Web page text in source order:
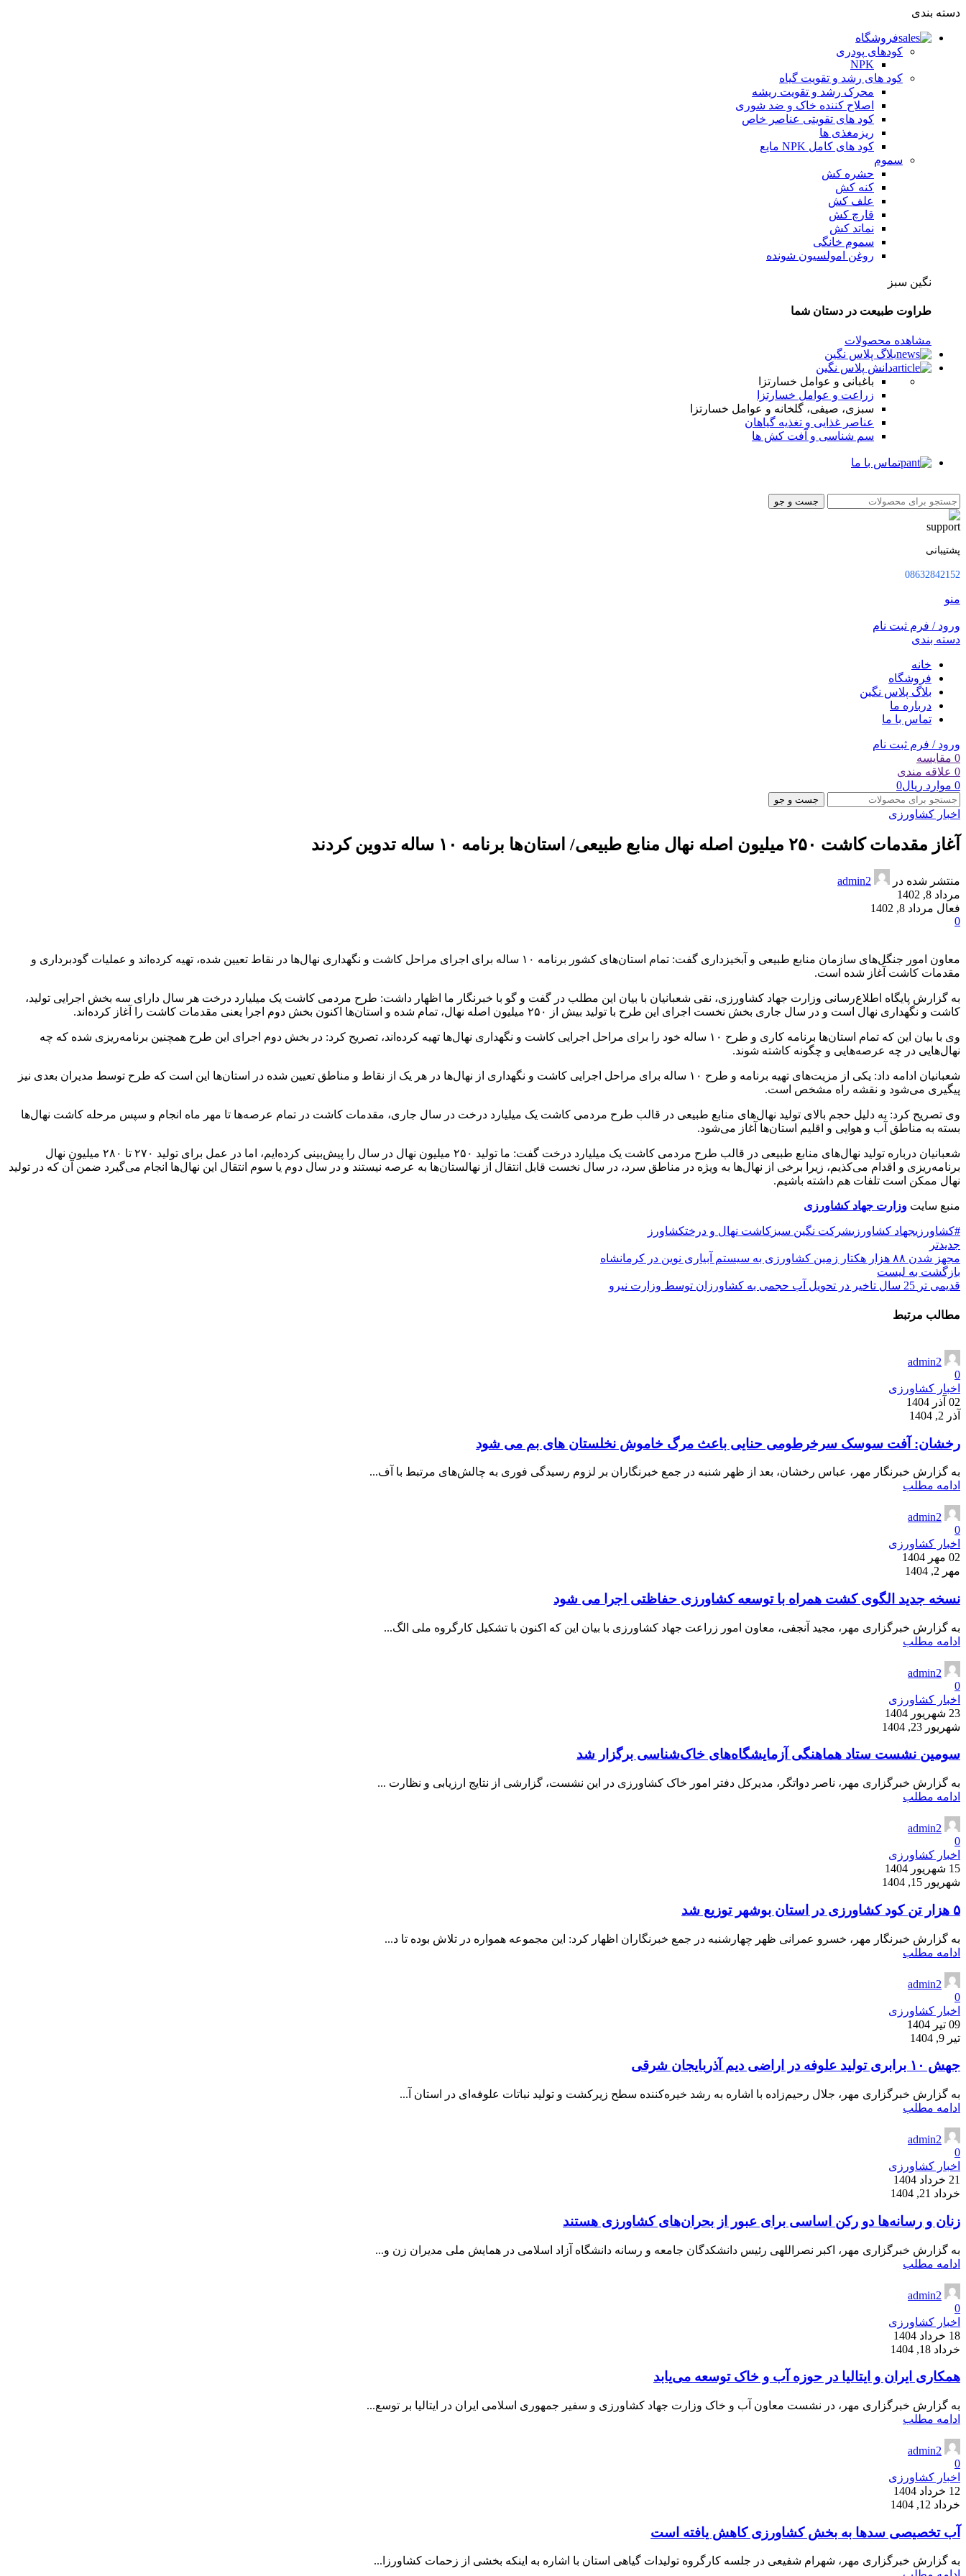
دسته بندی
فروشگاه
کودهای پودری
NPK
کود های رشد و تقویت گیاه
محرک رشد و تقویت ریشه
اصلاح کننده خاک و ضد شوری
کود های تقویتی عناصر خاص
ریزمغذی ها
کود های کامل NPK مایع
سموم
حشره کش
کنه کش
علف کش
قارچ کش
نماتد کش
سموم خانگی
روغن امولسیون شونده
نگین سبز
طراوت طبیعت در دستان شما
مشاهده محصولات
بلاگ پلاس نگین
دانش پلاس نگین
باغبانی و عوامل خسارتزا
زراعت و عوامل خسارتزا
سبزی، صیفی، گلخانه و عوامل خسارتزا
عناصر غذایی و تغذیه گیاهان
سم شناسی و آفت کش ها
تماس با ما
جست و جو
پشتیبانی
08632842152
منو
ورود / فرم ثبت نام
دسته بندی
خانه
فروشگاه
بلاگ پلاس نگین
درباره ما
تماس با ما
ورود / فرم ثبت نام
0 مقایسه
0 علاقه مندی
0 موارد ریال0
جست و جو
اخبار کشاورزی
آغاز مقدمات کاشت ۲۵۰ میلیون اصله نهال منابع طبیعی/ استان‌ها برنامه ۱۰ ساله تدوین کردند
منتشر شده در
admin2
مرداد 8, 1402
فعال مرداد 8, 1402
0
معاون امور جنگل‌های سازمان منابع طبیعی و آبخیزداری گفت: تمام استان‌های کشور برنامه ۱۰ ساله برای اجرای مراحل کاشت و نگهداری نهال‌ها در نقاط تعیین شده‏، تهیه کرده‌اند و عملیات گودبرداری و
مقدمات کاشت آغاز شده است.
به گزارش پایگاه اطلاع‌رسانی وزارت جهاد کشاورزی، نقی شعبانیان با بیان این مطلب در گفت و گو با خبرنگار ما اظهار داشت: طرح مردمی کاشت یک میلیارد درخت هر سال دارای سه بخش اجرایی تولید،
کاشت و نگهداری نهال است و در سال جاری بخش نخست اجرای این طرح با تولید بیش از ۲۵۰ میلیون اصله نهال، تمام شده و استان‌ها اکنون بخش دوم اجرا یعنی مقدمات کاشت را آغاز کرده‌اند
.
وی با بیان این که تمام استان‌ها برنامه کاری و طرح ۱۰ ساله خود را برای مراحل اجرایی کاشت و نگهداری نهال‌ها تهیه کرده‌اند، تصریح کرد: در بخش دوم اجرای این طرح همچنین برنامه‌ریزی شده که چه
نهال‌هایی در چه عرصه‌هایی و چگونه کاشته شوند.
شعبانیان ادامه داد: یکی از مزیت‌های تهیه برنامه و طرح ۱۰ ساله برای مراحل اجرایی کاشت و نگهداری از نهال‌ها در هر یک از نقاط و مناطق تعیین شده در استان‌ها این است که طرح توسط مدیران بعدی نیز
پیگیری می‌شود و نقشه راه مشخص است.
وی تصریح کرد: به دلیل حجم بالای تولید نهال‌های منابع طبیعی در قالب طرح مردمی کاشت یک میلیارد درخت در سال جاری، مقدمات کاشت در تمام عرصه‌ها تا مهر ماه انجام و سپس مرحله کاشت نهال‌ها
بسته به مناطق آب و هوایی و اقلیم استان‌ها آغاز می‌شود.
شعبانیان درباره تولید نهال‌های منابع طبیعی در قالب طرح مردمی کاشت یک میلیارد درخت گفت: ما تولید ۲۵۰ میلیون نهال در سال را پیش‌بینی کرده‌ایم، اما در عمل برای تولید ۲۷۰ تا ۲۸۰ میلیون نهال
برنامه‌ریزی و اقدام می‌کذیم، زیرا برخی از نهال‌ها به ویژه در مناطق سرد، در سال نخست قابل انتقال از نهالستان‌ها به عرصه نیستند و در سال دوم یا سوم انتقال این نهال‌ها انجام می‌گیرد ضمن آن که در تولید
نهال ممکن است تلفات هم داشته باشیم.
منبع سایت وزارت جهاد کشاورزی
#کشاورزیجهاد کشاورزیشرکت نگین سبز کاشت نهال و درختکشاورز
جدیدتر
مجهز شدن ۸۸ هزار هکتار زمین کشاورزی به سیستم آبیاری نوین در کرمانشاه
بازگشت به لیست
قدیمی تر 25 سال تاخیر در تحویل آب حجمی به کشاورزان توسط وزارت نیرو
مطالب مرتبط
admin2
0
اخبار کشاورزی
02 آذر 1404
آذر 2, 1404
رخشان: آفت سوسک سرخرطومی حنایی باعث مرگ خاموش نخلستان های بم می شود
به گزارش خبرنگار مهر، عباس رخشان، بعد از ظهر شنبه در جمع خبرنگاران بر لزوم رسیدگی فوری به چالش‌های مرتبط با آف...
ادامه مطلب
admin2
0
اخبار کشاورزی
02 مهر 1404
مهر 2, 1404
نسخه جدید الگوی کشت همراه با توسعه کشاورزی حفاظتی اجرا می شود
به گزارش خبرگزاری مهر، مجید آنجفی، معاون امور زراعت جهاد کشاورزی با بیان این که اکنون با تشکیل کارگروه ملی الگ...
ادامه مطلب
admin2
0
اخبار کشاورزی
23 شهریور 1404
شهریور 23, 1404
سومین نشست ستاد هماهنگی آزمایشگاه‌های خاک‌شناسی برگزار شد
به گزارش خبرگزاری مهر، ناصر دواتگر، مدیرکل دفتر امور خاک کشاورزی در این نشست، گزارشی از نتایج ارزیابی و نظارت ...
ادامه مطلب
admin2
0
اخبار کشاورزی
15 شهریور 1404
شهریور 15, 1404
۵ هزار تن کود کشاورزی در استان بوشهر توزیع شد
به گزارش خبرنگار مهر، خسرو عمرانی ظهر چهارشنبه در جمع خبرنگاران اظهار کرد: این مجموعه همواره در تلاش بوده تا د...
ادامه مطلب
admin2
0
اخبار کشاورزی
09 تیر 1404
تیر 9, 1404
جهش ۱۰ برابری تولید علوفه در اراضی دیم آذربایجان شرقی
به گزارش خبرگزاری مهر، جلال رحیم‌زاده با اشاره به رشد خیره‌کننده سطح زیرکشت و تولید نباتات علوفه‌ای در استان آ...
ادامه مطلب
admin2
0
اخبار کشاورزی
21 خرداد 1404
خرداد 21, 1404
زنان و رسانه‌ها دو رکن اساسی برای عبور از بحران‌های کشاورزی هستند
به گزارش خبرگزاری مهر، اکبر نصراللهی رئیس دانشکدگان جامعه و رسانه دانشگاه آزاد اسلامی در همایش ملی مدیران زن و...
ادامه مطلب
admin2
0
اخبار کشاورزی
18 خرداد 1404
خرداد 18, 1404
همکاری ایران و ایتالیا در حوزه آب و خاک توسعه می‌یابد
به گزارش خبرگزاری مهر، در نشست معاون آب و خاک وزارت جهاد کشاورزی و سفیر جمهوری اسلامی ایران در ایتالیا بر توسع...
ادامه مطلب
admin2
0
اخبار کشاورزی
12 خرداد 1404
خرداد 12, 1404
آب تخصیصی سدها به بخش کشاورزی کاهش یافته است
به گزارش خبرگزاری مهر، شهرام شفیعی در جلسه کارگروه تولیدات گیاهی استان با اشاره به اینکه بخشی از زحمات کشاورزا...